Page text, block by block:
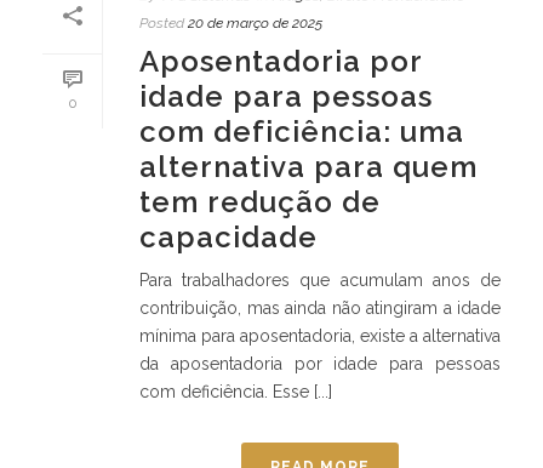
0
Posted 20 de março de 2025
Aposentadoria por
idade para pessoas
com deficiência: uma
alternativa para quem
tem redução de
capacidade
Para trabalhadores que acumulam anos de
contribuição, mas ainda não atingiram a idade
mínima para aposentadoria, existe a alternativa
da aposentadoria por idade para pessoas
com deficiência. Esse [...]